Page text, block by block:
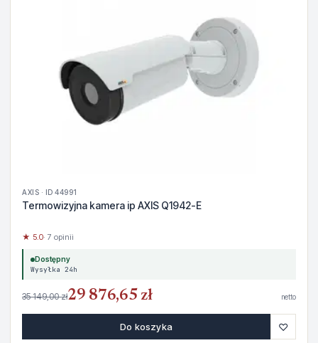
AXIS · ID 44991
Termowizyjna kamera ip AXIS Q1942-E
★ 5.0· 7 opinii
Dostępny
Wysyłka 24h
35 149,00 zł29 876,65 zł netto
Do koszyka ♡